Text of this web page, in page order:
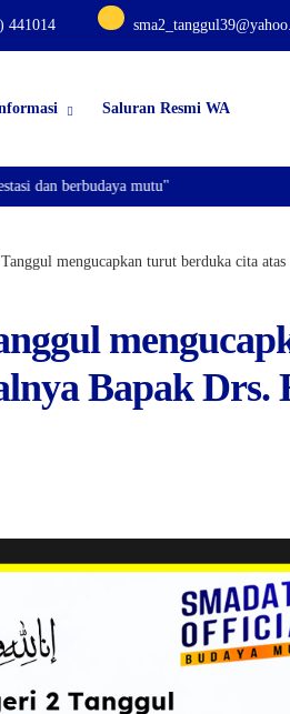
441014
Saluran Resmi WA
dan berbudaya mutu"
mengucapkan turut berduka cita
Bapak Drs.